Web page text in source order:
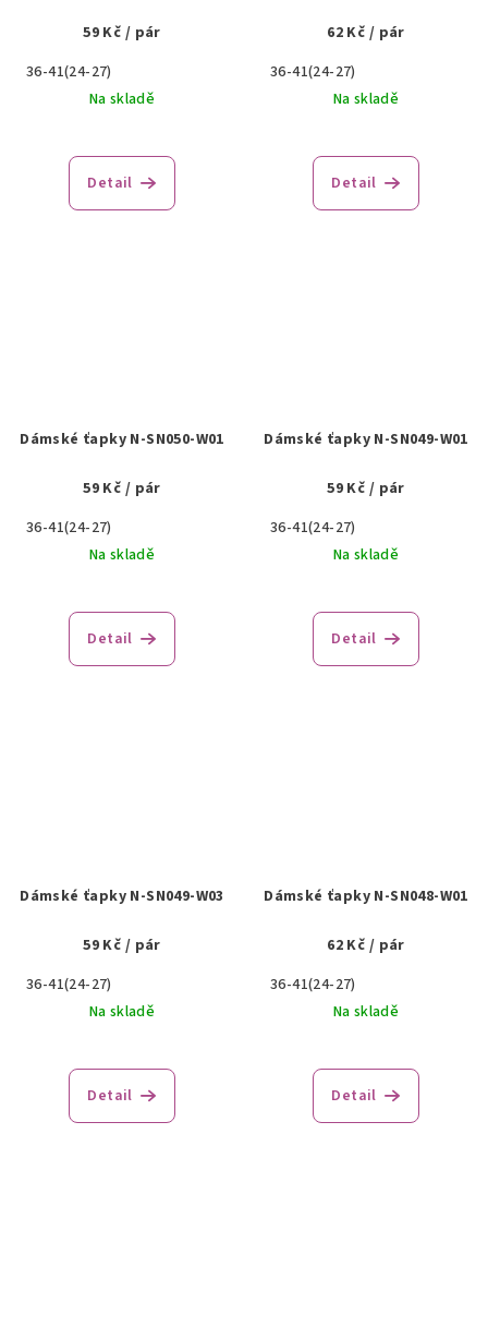
59 Kč / pár
36-41(24-27)
Na skladě
Detail
62 Kč / pár
36-41(24-27)
Na skladě
Detail
Dámské ťapky N-SN050-W01
59 Kč / pár
36-41(24-27)
Na skladě
Detail
Dámské ťapky N-SN049-W01
59 Kč / pár
36-41(24-27)
Na skladě
Detail
Dámské ťapky N-SN049-W03
59 Kč / pár
36-41(24-27)
Na skladě
Detail
Dámské ťapky N-SN048-W01
62 Kč / pár
36-41(24-27)
Na skladě
Detail